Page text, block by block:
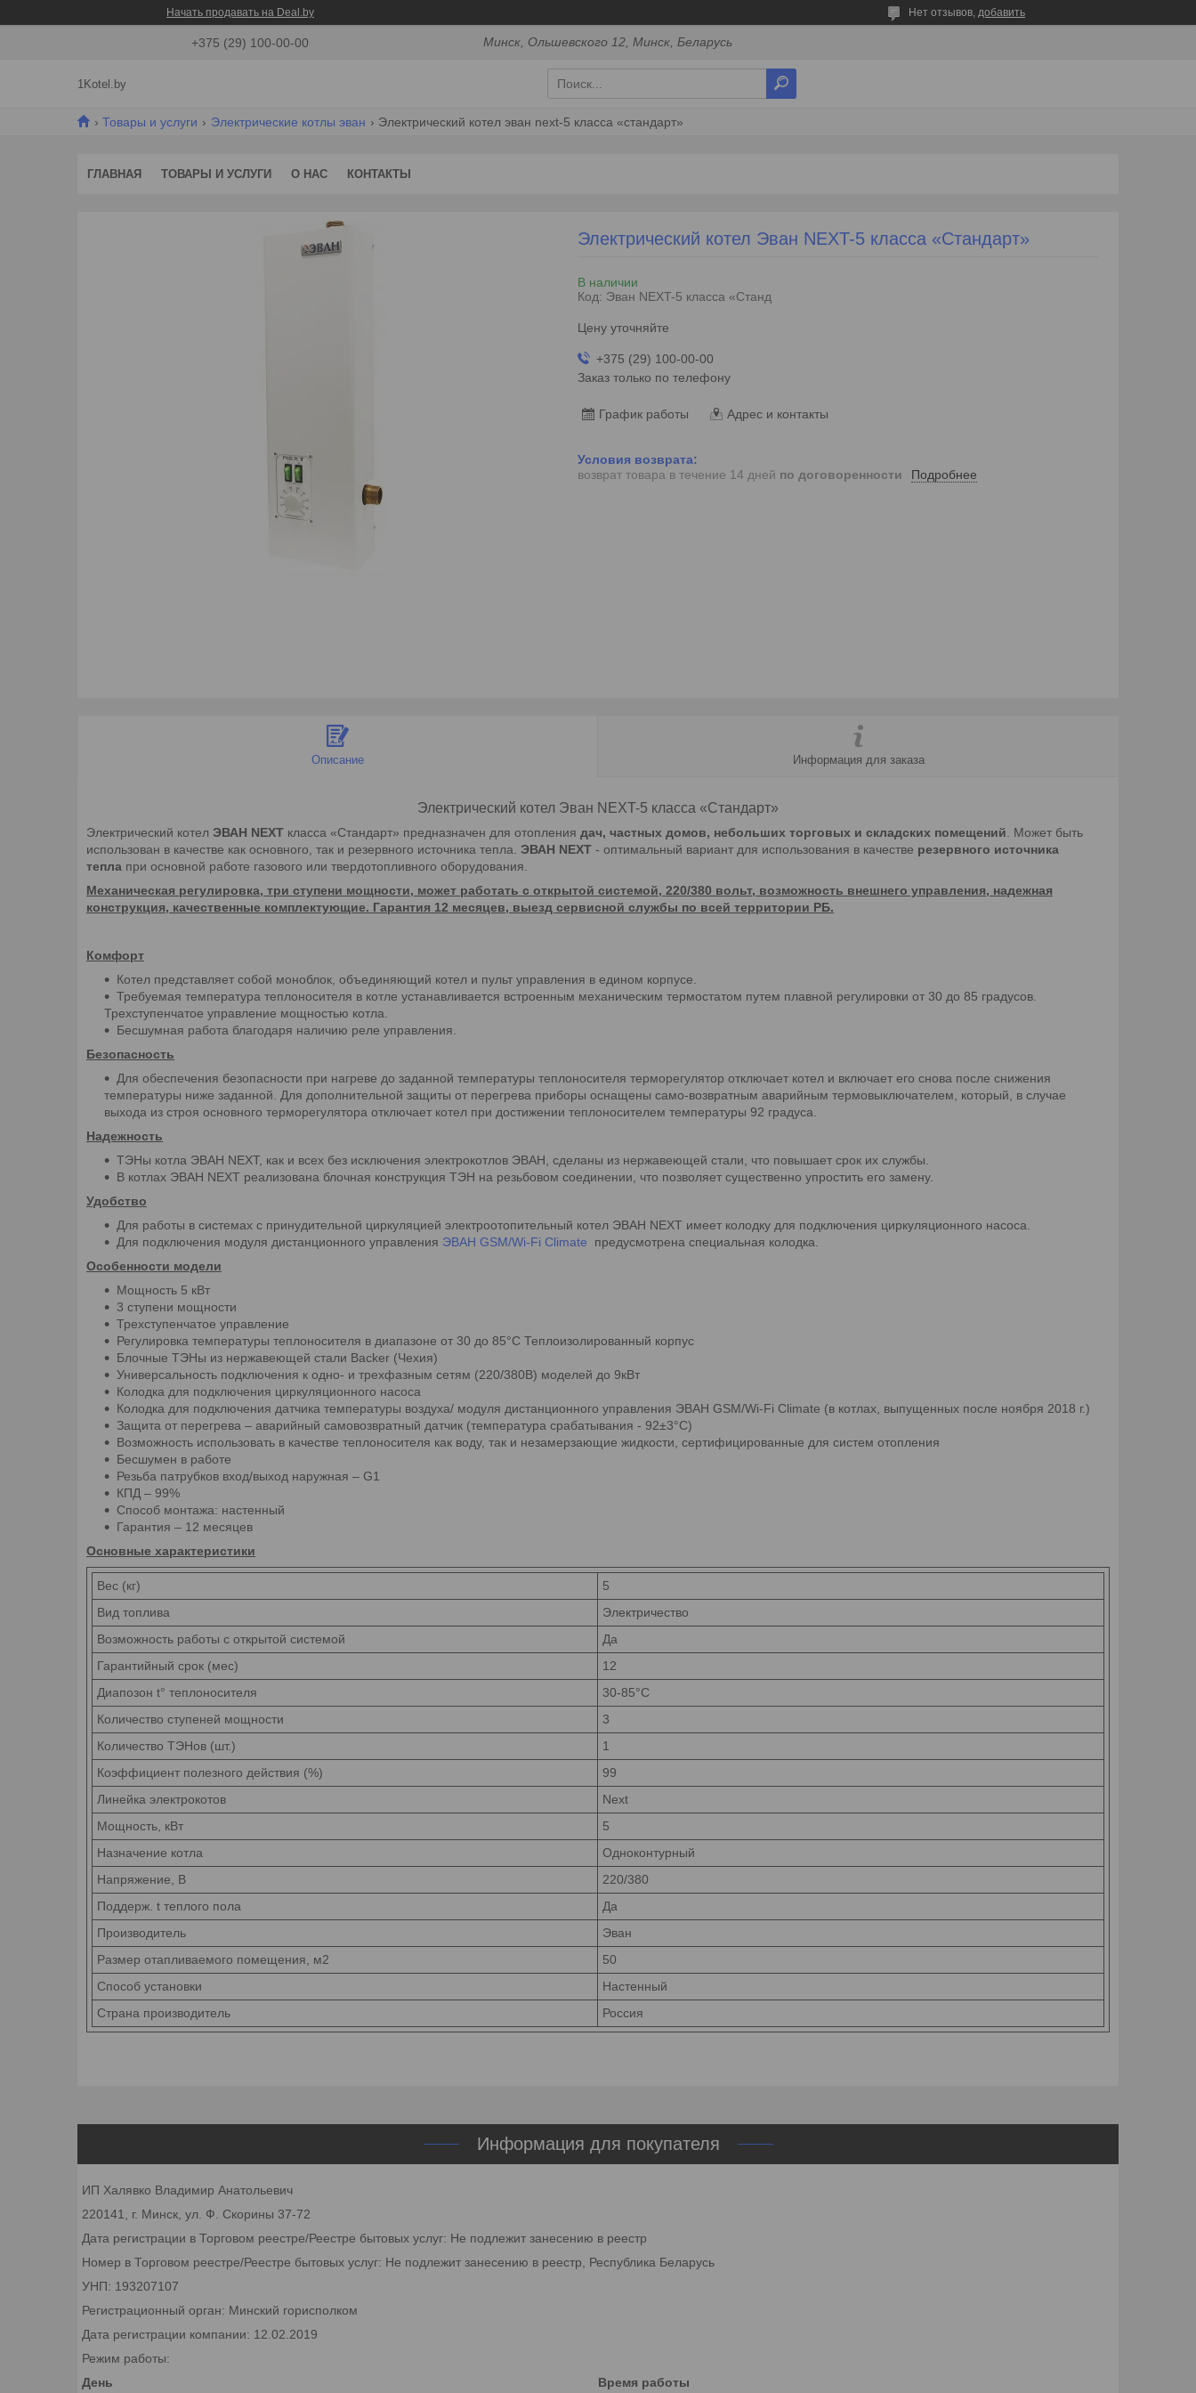
Начать продавать на Deal.by Нет отзывов, добавить
+375 (29) 100-00-00 Минск, Ольшевского 12, Минск, Беларусь
1Kotel.by
Товары и услуги Электрические котлы эван Электрический котел эван next-5 класса «стандарт»
ГЛАВНАЯ ТОВАРЫ И УСЛУГИ О НАС КОНТАКТЫ
Электрический котел Эван NEXT-5 класса «Стандарт»
В наличии
Код: Эван NEXT-5 класса «Станд
Цену уточняйте
+375 (29) 100-00-00
Заказ только по телефону
График работы Адрес и контакты
возврат товара в течение 14 дней по договоренности Подробнее
Описание Информация для заказа
Электрический котел Эван NEXT-5 класса «Стандарт»
Электрический котел ЭВАН NEXT класса «Стандарт» предназначен для отопления дач, частных домов, небольших торговых и складских помещений . Может быть
использован в качестве как основного, так и резервного источника тепла. ЭВАН NEXT - оптимальный вариант для использования в качестве резервного источника
тепла при основной работе газового или твердотопливного оборудования.
Механическая регулировка, три ступени мощности, может работать с открытой системой, 220/380 вольт, возможность внешнего управления, надежная
конструкция, качественные комплектующие. Гарантия 12 месяцев, выезд сервисной службы по всей территории РБ.
Комфорт
Котел представляет собой моноблок, объединяющий котел и пульт управления в едином корпусе.
Требуемая температура теплоносителя в котле устанавливается встроенным механическим термостатом путем плавной регулировки от 30 до 85 градусов.
Трехступенчатое управление мощностью котла.
Бесшумная работа благодаря наличию реле управления.
Безопасность
Для обеспечения безопасности при нагреве до заданной температуры теплоносителя терморегулятор отключает котел и включает его снова после снижения
температуры ниже заданной. Для дополнительной защиты от перегрева приборы оснащены само-возвратным аварийным термовыключателем, который, в случае
выхода из строя основного терморегулятора отключает котел при достижении теплоносителем температуры 92 градуса.
Надежность
ТЭНы котла ЭВАН NEXT, как и всех без исключения электрокотлов ЭВАН, сделаны из нержавеющей стали, что повышает срок их службы.
В котлах ЭВАН NEXT реализована блочная конструкция ТЭН на резьбовом соединении, что позволяет существенно упростить его замену.
Удобство
Для работы в системах с принудительной циркуляцией электроотопительный котел ЭВАН NEXT имеет колодку для подключения циркуляционного насоса.
Для подключения модуля дистанционного управления ЭВАН GSM/Wi-Fi Climate предусмотрена специальная колодка.
Особенности модели
Мощность 5 кВт
3 ступени мощности
Трехступенчатое управление
Регулировка температуры теплоносителя в диапазоне от 30 до 85°С Теплоизолированный корпус
Блочные ТЭНы из нержавеющей стали Backer (Чехия)
Универсальность подключения к одно- и трехфазным сетям (220/380В) моделей до 9кВт
Колодка для подключения циркуляционного насоса
Колодка для подключения датчика температуры воздуха/ модуля дистанционного управления ЭВАН GSM/Wi-Fi Climate (в котлах, выпущенных после ноября 2018 г.)
Защита от перегрева – аварийный самовозвратный датчик (температура срабатывания - 92±3°С)
Возможность использовать в качестве теплоносителя как воду, так и незамерзающие жидкости, сертифицированные для систем отопления
Бесшумен в работе
Резьба патрубков вход/выход наружная – G1
КПД – 99%
Способ монтажа: настенный
Гарантия – 12 месяцев
Основные характеристики
Вес (кг)
5
Вид топлива
Электричество
Возможность работы с открытой системой
Да
Гарантийный срок (мес)
12
Диапозон t° теплоносителя
30-85°C
Количество ступеней мощности
3
Количество ТЭНов (шт.)
1
Коэффициент полезного действия (%)
99
Линейка электрокотов
Next
Мощность, кВт
5
Назначение котла
Одноконтурный
Напряжение, В
220/380
Поддерж. t теплого пола
Да
Производитель
Эван
Размер отапливаемого помещения, м2
50
Способ установки
Настенный
Страна производитель
Россия
Информация для покупателя
ИП Халявко Владимир Анатольевич
220141, г. Минск, ул. Ф. Скорины 37-72
Дата регистрации в Торговом реестре/Реестре бытовых услуг: Не подлежит занесению в реестр
Номер в Торговом реестре/Реестре бытовых услуг: Не подлежит занесению в реестр, Республика Беларусь
УНП: 193207107
Регистрационный орган: Минский горисполком
Дата регистрации компании: 12.02.2019
Режим работы:
День
Время работы